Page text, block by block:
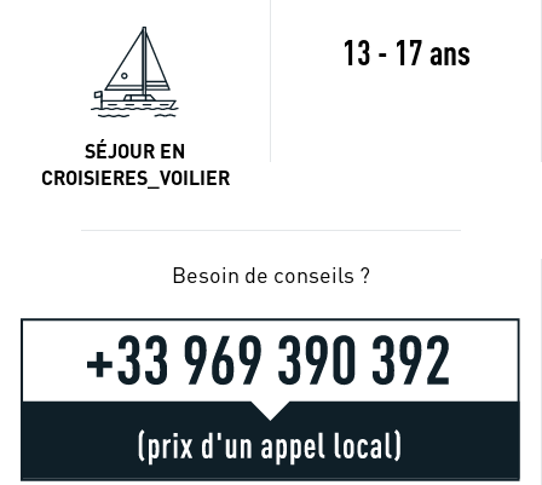
SÉJOUR EN
CROISIERES_VOILIER
13 - 17 ans
Besoin de conseils ?